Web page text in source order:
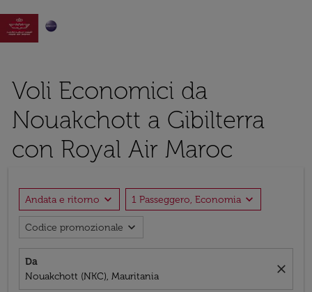

Voli Economici da
Nouakchott a Gibilterra
con Royal Air Maroc
Andata e ritorno expand_more 1 Passeggero, Economia expand_more
Codice promozionale expand_more
Da
Nouakchott (NKC), Mauritania
close